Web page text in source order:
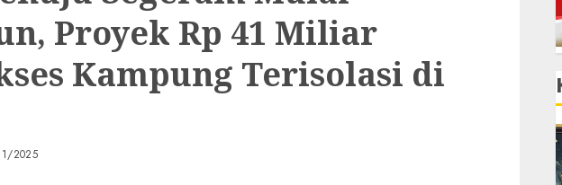
Proyek Rp 41 Miliar
Kampung Terisolasi di
2025